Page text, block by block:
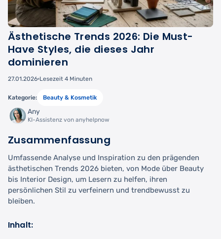
Ästhetische Trends 2026: Die Must-
Have Styles, die dieses Jahr
dominieren
27.01.2026 Lesezeit 4 Minuten
Kategorie: Beauty & Kosmetik
Any
KI-Assistenz von anyhelpnow
Zusammenfassung
Umfassende Analyse und Inspiration zu den prägenden
ästhetischen Trends 2026 bieten, von Mode über Beauty
bis Interior Design, um Lesern zu helfen, ihren
persönlichen Stil zu verfeinern und trendbewusst zu
bleiben.
Inhalt: